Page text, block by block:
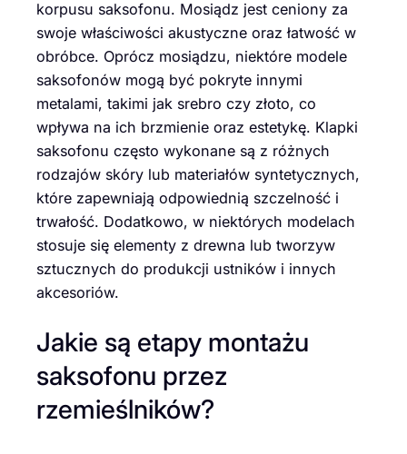
korpusu saksofonu. Mosiądz jest ceniony za
swoje właściwości akustyczne oraz łatwość w
obróbce. Oprócz mosiądzu, niektóre modele
saksofonów mogą być pokryte innymi
metalami, takimi jak srebro czy złoto, co
wpływa na ich brzmienie oraz estetykę. Klapki
saksofonu często wykonane są z różnych
rodzajów skóry lub materiałów syntetycznych,
które zapewniają odpowiednią szczelność i
trwałość. Dodatkowo, w niektórych modelach
stosuje się elementy z drewna lub tworzyw
sztucznych do produkcji ustników i innych
akcesoriów.
Jakie są etapy montażu
saksofonu przez
rzemieślników?